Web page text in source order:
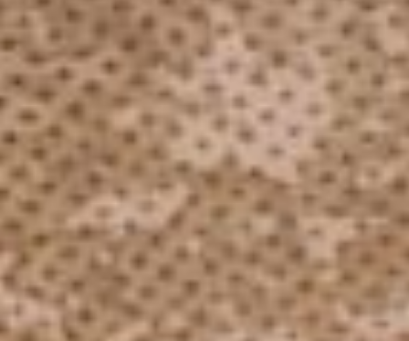
Aktuelles
BarkWorld
Shop